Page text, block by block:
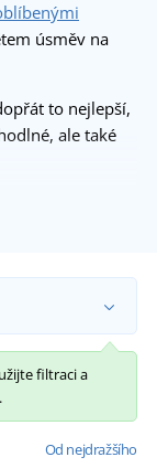
úsměv na
to nejlepší,
ale také
se součástí
filtraci a
Od nejdražšího